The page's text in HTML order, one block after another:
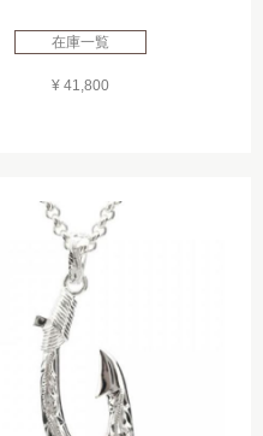
在庫一覧
¥ 41,800